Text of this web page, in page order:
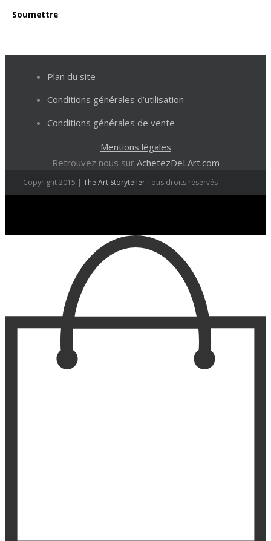
Plan du site
Conditions générales d’utilisation
Conditions générales de vente
Mentions légales
Retrouvez nous sur AchetezDeLArt.com
Copyright 2015 | The Art StorytellerTous droits réservés